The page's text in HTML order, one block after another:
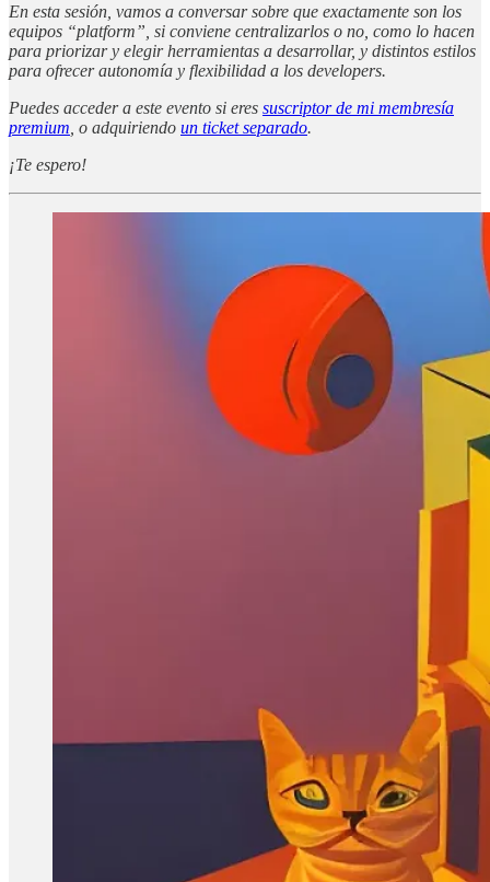
En esta sesión, vamos a conversar sobre que exactamente son los
equipos “platform”, si conviene centralizarlos o no, como lo hacen
para priorizar y elegir herramientas a desarrollar, y distintos estilos
para ofrecer autonomía y flexibilidad a los developers.
Puedes acceder a este evento si eres suscriptor de mi membresía
premium , o adquiriendo un ticket separado.
¡Te espero!